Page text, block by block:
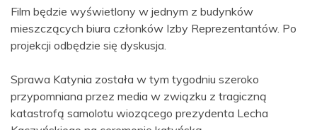
Film będzie wyświetlony w jednym z budynków
mieszczących biura członków Izby Reprezentantów. Po
projekcji odbędzie się dyskusja.
Sprawa Katynia została w tym tygodniu szeroko
przypomniana przez media w związku z tragiczną
katastrofą samolotu wiozącego prezydenta Lecha